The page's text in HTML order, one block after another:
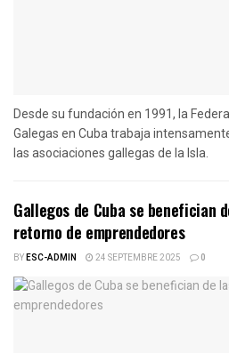
Desde su fundación en 1991, la
Galegas en Cuba trabaja
las asociaciones gallegas de la Isla.
Gallegos de Cuba se benefician
retorno de emprendedores
BYESC-ADMIN 24 SEPTEMBRE 2025 0